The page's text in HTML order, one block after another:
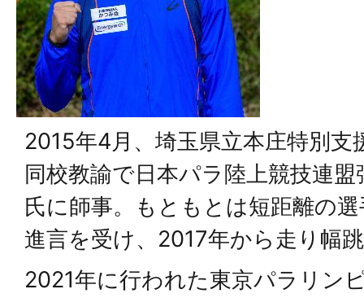
2015年4月、埼玉県立本庄特別支
同校教諭で日本パラ陸上競技連
氏に師事。もともとは短距離の
進言を受け、2017年から走り幅
2021年に行われた東京パラリン